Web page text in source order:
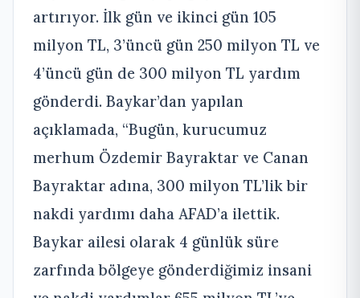
artırıyor. İlk gün ve ikinci gün 105
milyon TL, 3’üncü gün 250 milyon TL ve
4’üncü gün de 300 milyon TL yardım
gönderdi. Baykar’dan yapılan
açıklamada, “Bugün, kurucumuz
merhum Özdemir Bayraktar ve Canan
Bayraktar adına, 300 milyon TL’lik bir
nakdi yardımı daha AFAD’a ilettik.
Baykar ailesi olarak 4 günlük süre
zarfında bölgeye gönderdiğimiz insani